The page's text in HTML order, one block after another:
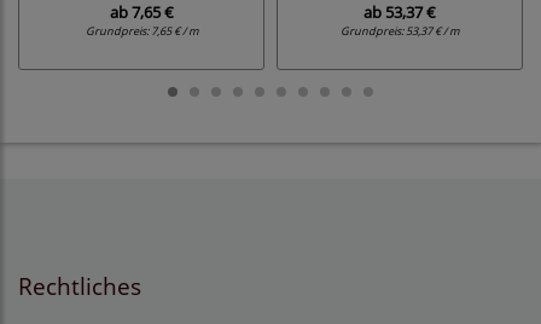
ab7,65 €
Grundpreis:7,65 € / m
ab 53,37 €
Grundpreis:53,37 € / m
Rechtliches